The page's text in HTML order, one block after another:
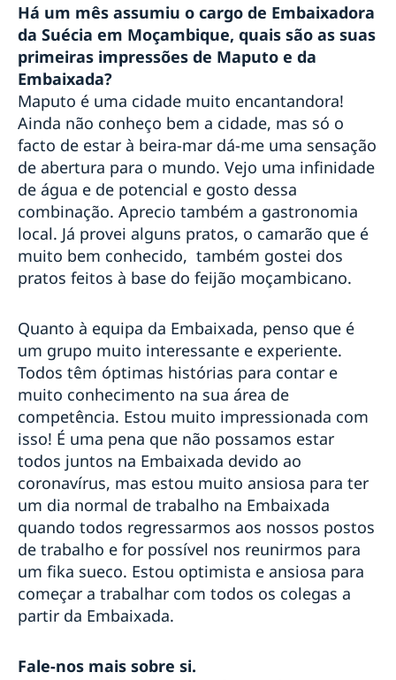
Há um mês assumiu o cargo de Embaixadora
da Suécia em Moçambique, quais são as suas
primeiras impressões de Maputo e da
Embaixada?
Maputo é uma cidade muito encantandora!
Ainda não conheço bem a cidade, mas só o
facto de estar à beira-mar dá-me uma sensação
de abertura para o mundo. Vejo uma infinidade
de água e de potencial e gosto dessa
combinação. Aprecio também a gastronomia
local. Já provei alguns pratos, o camarão que é
muito bem conhecido, também gostei dos
pratos feitos à base do feijão moçambicano.
Quanto à equipa da Embaixada, penso que é
um grupo muito interessante e experiente.
Todos têm óptimas histórias para contar e
muito conhecimento na sua área de
competência. Estou muito impressionada com
isso! É uma pena que não possamos estar
todos juntos na Embaixada devido ao
coronavírus, mas estou muito ansiosa para ter
um dia normal de trabalho na Embaixada
quando todos regressarmos aos nossos postos
de trabalho e for possível nos reunirmos para
um fika sueco. Estou optimista e ansiosa para
começar a trabalhar com todos os colegas a
partir da Embaixada.
Fale-nos mais sobre si.